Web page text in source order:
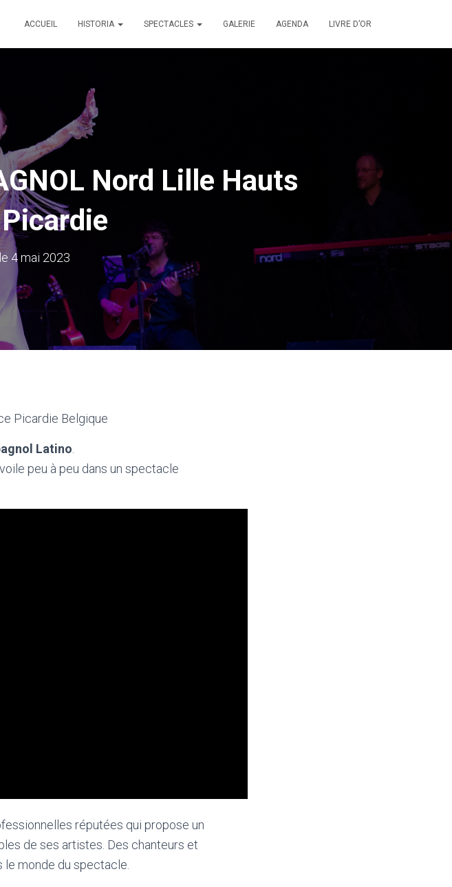
ACCUEIL HISTORIA SPECTACLES GALERIE AGENDA LIVRE D’OR
Nord Lille Hauts
le 4 mai 2023
Picardie Belgique
Latino
peu à peu dans un spectacle
réputées qui propose un
de ses artistes. Des chanteurs et
monde du spectacle.